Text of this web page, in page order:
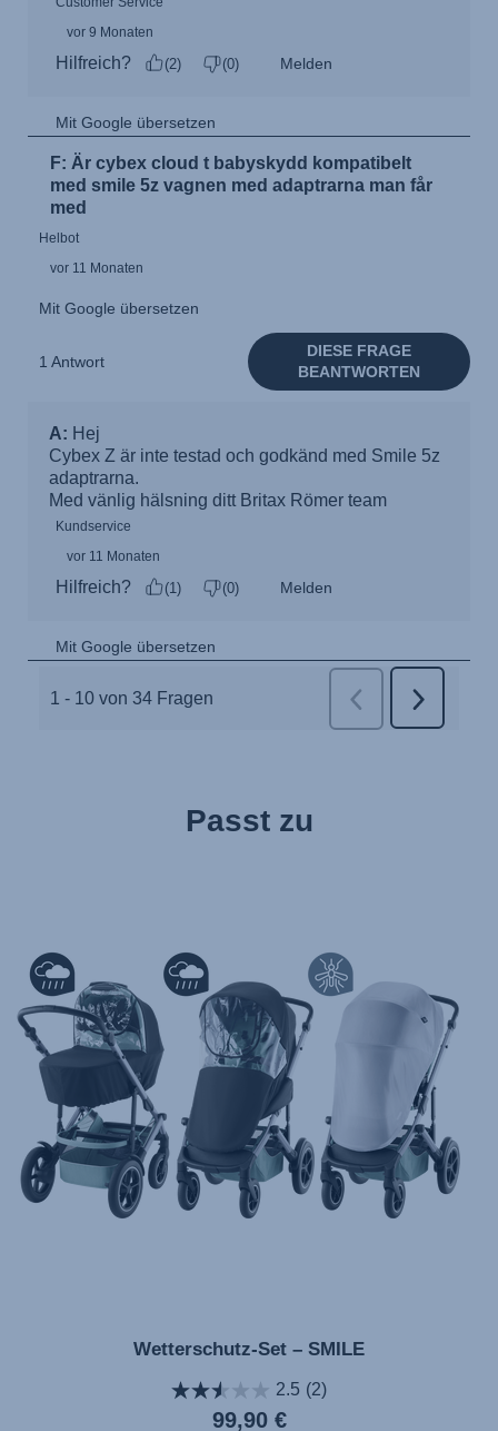
Passt zu
Wetterschutz-Set – SMILE
2.5 (2)
Aktueller
99,90 €